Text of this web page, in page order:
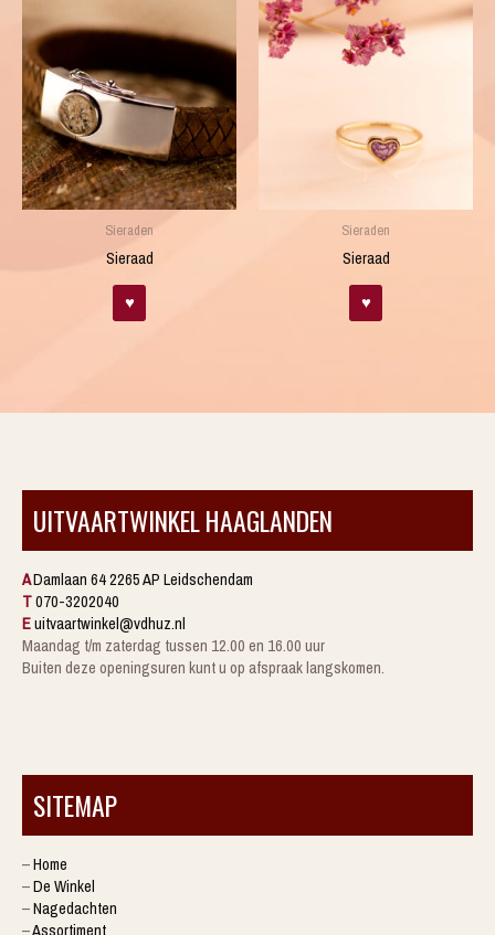
Sieraden
Sieraad
♥
Sieraden
Sieraad
♥
UITVAARTWINKEL HAAGLANDEN
ADamlaan 64 2265 AP Leidschendam
T070-3202040
Euitvaartwinkel@vdhuz.nl
Maandag t/m zaterdag tussen 12.00 en 16.00 uur
Buiten deze openingsuren kunt u op afspraak langskomen.
SITEMAP
–Home
–De Winkel
–Nagedachten